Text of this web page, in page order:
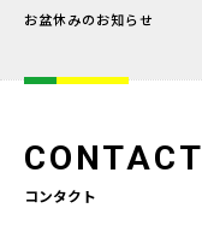
お盆休みのお知らせ
CONTACT
コンタクト